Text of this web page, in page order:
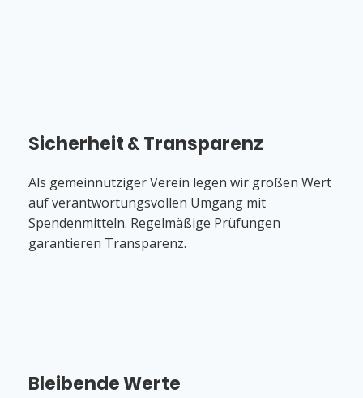
Sicherheit & Transparenz
Als gemeinnütziger Verein legen wir großen Wert
auf verantwortungsvollen Umgang mit
Spendenmitteln. Regelmäßige Prüfungen
garantieren Transparenz.
Bleibende Werte